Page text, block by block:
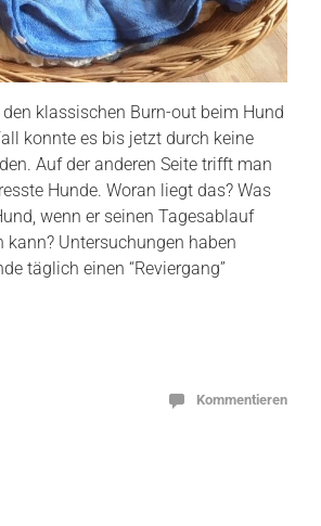
klassischen Burn-out beim Hund
konnte es bis jetzt durch keine
Auf der anderen Seite trifft man
Hunde. Woran liegt das? Was
wenn er seinen Tagesablauf
kann? Untersuchungen haben
täglich einen “Reviergang”
Kommentieren